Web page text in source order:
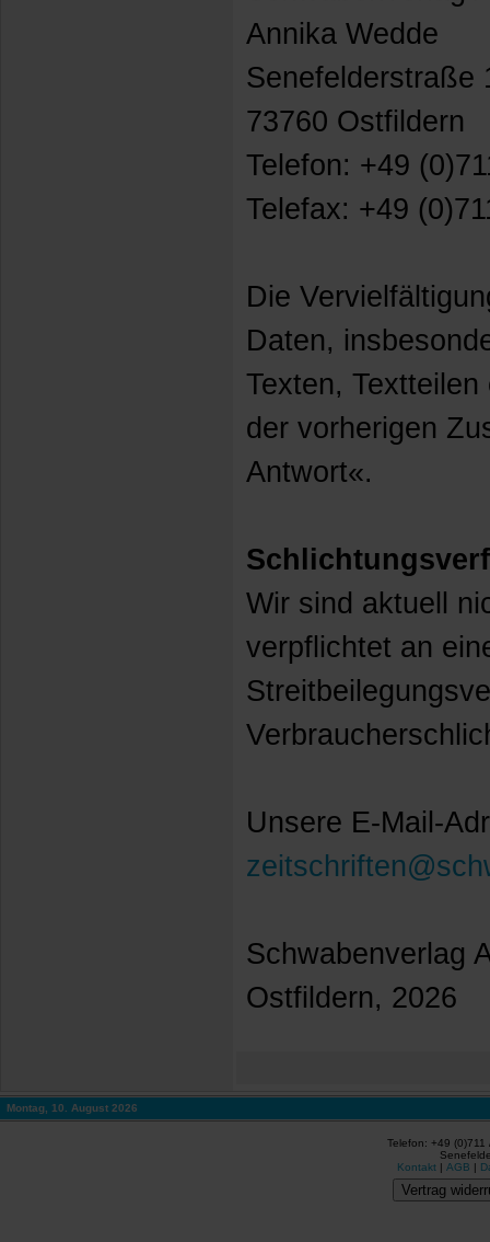
Annika Wedde
Senefelderstraße
73760 Ostfildern
Telefon: +49
Telefax: +49
Die
Daten,
Texten,
der vorherigen
Antwort«.
Wir sind aktuell
verpflichtet an
Unsere E-Mail-
Schwabenverlag
Ostfildern, 2026
Montag, 10. August 2026
Telefon: +49
Kontakt | AGB |
Vertrag